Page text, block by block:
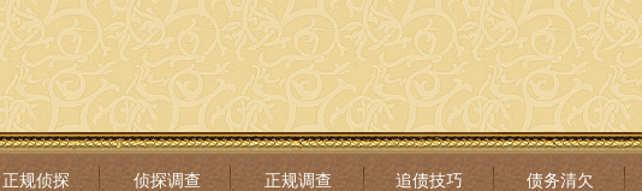
正规侦探 侦探调查 正规调查 追债技巧 债务清欠